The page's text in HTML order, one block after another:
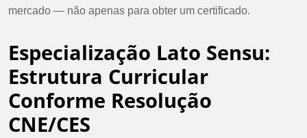
mercado — não apenas para obter um certificado.
Especialização Lato Sensu:
Estrutura Curricular
Conforme Resolução
CNE/CES